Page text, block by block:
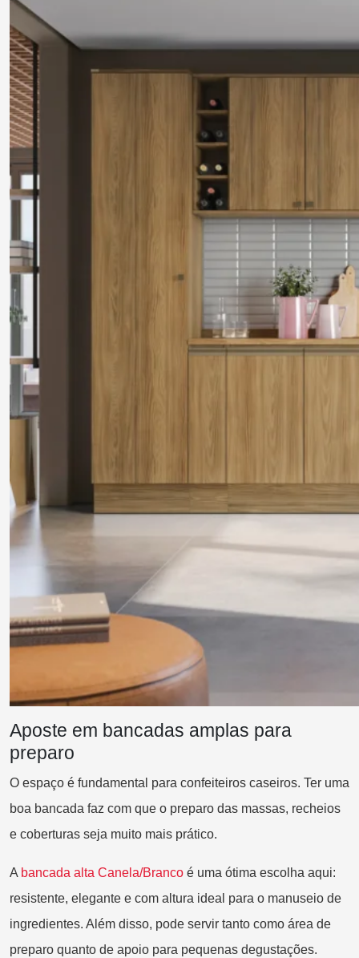
Aposte em bancadas amplas para
preparo
O espaço é fundamental para confeiteiros caseiros. Ter uma
boa bancada faz com que o preparo das massas, recheios
e coberturas seja muito mais prático.
A bancada alta Canela/Branco é uma ótima escolha aqui:
resistente, elegante e com altura ideal para o manuseio de
ingredientes. Além disso, pode servir tanto como área de
preparo quanto de apoio para pequenas degustações.